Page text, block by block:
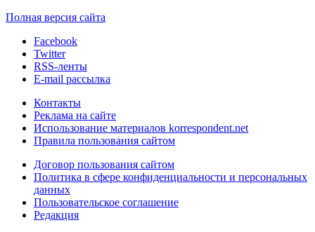
Полная версия сайта
Facebook
Twitter
RSS-ленты
E-mail рассылка
Контакты
Реклама на сайте
Использование материалов korrespondent.net
Правила пользования сайтом
Договор пользования сайтом
Политика в сфере конфиденциальности и персональных
данных
Пользовательское соглашение
Редакция